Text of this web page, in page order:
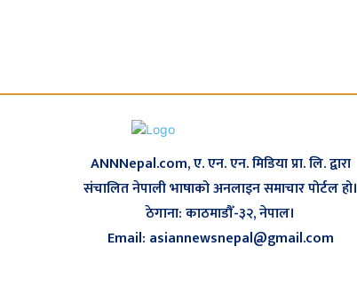
ANNNepal.com, ए. एन. एन. मिडिया प्रा. लि. द्वारा
संचालित नेपाली भाषाको अनलाइन समाचार पोर्टल हो।
ठेगाना: काठमाडौँ-३२, नेपाल।
Email: asiannewsnepal@gmail.com